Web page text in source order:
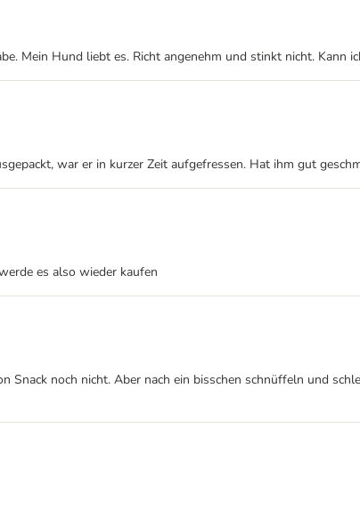
Mein Hund liebt es. Richt angenehm und stinkt nicht. Kann
war er in kurzer Zeit aufgefressen. Hat ihm gut
es also wieder kaufen
noch nicht. Aber nach ein bisschen schnüffeln und